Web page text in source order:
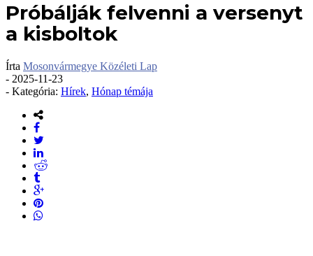
Próbálják felvenni a versenyt
a kisboltok
Írta Mosonvármegye Közéleti Lap
- 2025-11-23
- Kategória: Hírek, Hónap témája